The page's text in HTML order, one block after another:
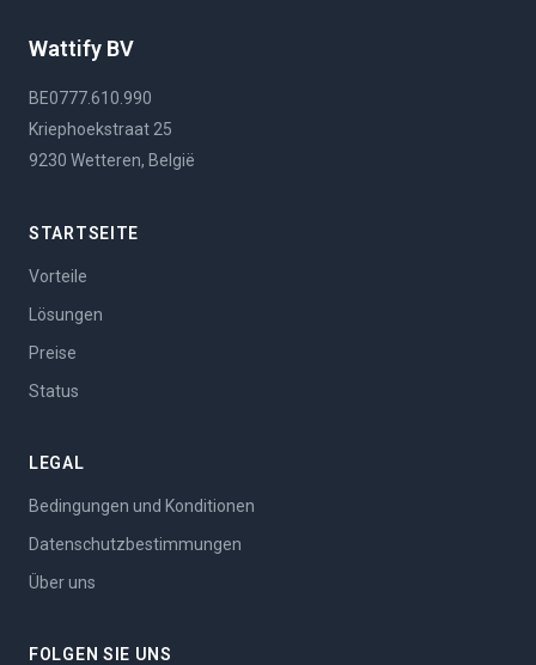
Wattify BV
BE0777.610.990
Kriephoekstraat 25
9230 Wetteren, België
STARTSEITE
Vorteile
Lösungen
Preise
Status
LEGAL
Bedingungen und Konditionen
Datenschutzbestimmungen
Über uns
FOLGEN SIE UNS